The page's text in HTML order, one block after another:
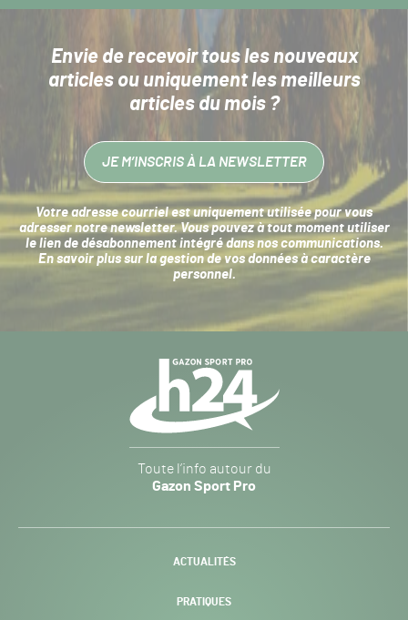
Envie de recevoir tous les nouveaux
articlesou uniquement les meilleurs
articles du mois ?
JE M’INSCRIS À LA NEWSLETTER
Votre adresse courriel est uniquement utilisée pour vous
adresser notre newsletter. Vous pouvez à tout moment utiliser
le lien de désabonnement intégré dans nos communications.
En savoir plus sur la gestion de vos données à caractère
personnel.
Sport
Pro
-
Toute l’info autour du
Gazon Sport Pro
ACTUALITÉS
PRATIQUES